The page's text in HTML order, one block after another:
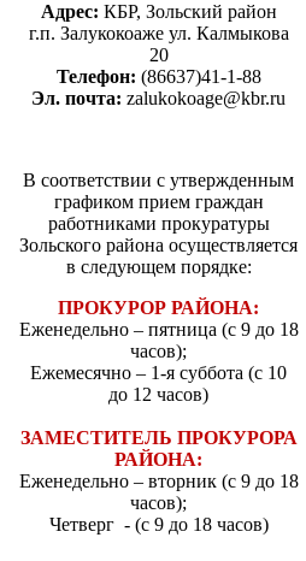
Адрес: КБР, Зольский район
г.п. Залукокоаже ул. Калмыкова
20
Телефон: (86637)41-1-88
Эл. почта: zalukokoage@kbr.ru
В соответствии с утвержденным
графиком прием граждан
работниками прокуратуры
Зольского района осуществляется
в следующем порядке:
ПРОКУРОР РАЙОНА:
Еженедельно – пятница (с 9 до 18
часов);
Ежемесячно – 1-я суббота (с 10
до 12 часов)
ЗАМЕСТИТЕЛЬ ПРОКУРОРА
РАЙОНА:
Еженедельно – вторник (с 9 до 18
часов);
Четверг - (с 9 до 18 часов)